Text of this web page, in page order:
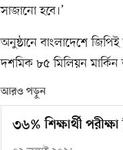
সাজানো হবে।’
অনুষ্ঠানে বাংলাদেশে জিপিই
দশমিক ৮৫ মিলিয়ন মার্কিন
আরও পড়ুন
৩৬% শিক্ষার্থী